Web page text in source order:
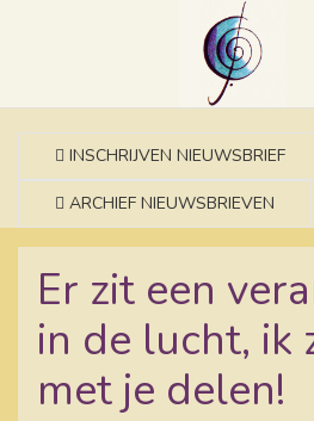
INSCHRIJVEN NIEUWSBRIEF
ARCHIEF NIEUWSBRIEVEN
Er zit een
in de lucht, ik
met je delen!